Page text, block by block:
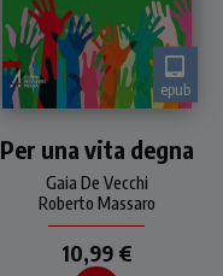
epub
critica della "Dignitas
infinita" in cui gli autori
evidenziano nuove piste di
Gaia De Vecchi
Roberto Massaro
Per una vita degna
10,99 €